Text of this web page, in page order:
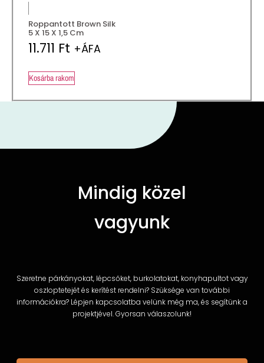
Roppantott Brown Silk
5 X 15 X 1,5 Cm
11.711 Ft +ÁFA
Kosárba rakom
Mindig közel
vagyunk
Szeretne párkányokat, lépcsőket, burkolatokat, konyhapultot vagy
oszloptetejét és kerítést rendelni? Szüksége van további
információkra? Lépjen kapcsolatba velünk még ma, és segítünk a
projektjével. Gyorsan válaszolunk!